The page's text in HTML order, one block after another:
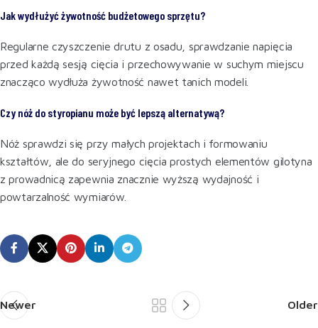
Jak wydłużyć żywotność budżetowego sprzętu?
Regularne czyszczenie drutu z osadu, sprawdzanie napięcia
przed każdą sesją cięcia i przechowywanie w suchym miejscu
znacząco wydłuża żywotność nawet tanich modeli.
Czy nóż do styropianu może być lepszą alternatywą?
Nóż sprawdzi się przy małych projektach i formowaniu
kształtów, ale do seryjnego cięcia prostych elementów gilotyna
z prowadnicą zapewnia znacznie wyższą wydajność i
powtarzalność wymiarów.
Newer Older